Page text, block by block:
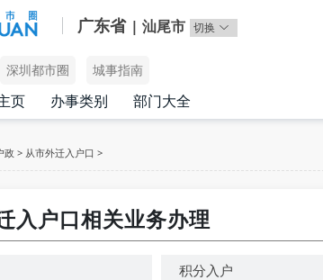
广东省 | 汕尾市 切换
深圳都市圈 城事指南
页 办事类别 部门大全
政 > 从市外迁入户口 >
入户口相关业务办理
积分入户